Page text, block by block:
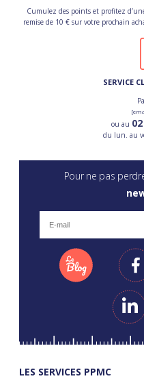
Cumulez des points et profitez
remise de 10 € sur votre prochain
SERVICE
ou au
du lun. au
Pour ne pas
LES SERVICES PPMC